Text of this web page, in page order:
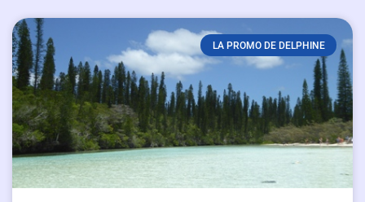
LA PROMO DE DELPHINE